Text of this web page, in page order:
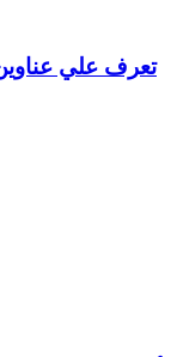
تعرف علي